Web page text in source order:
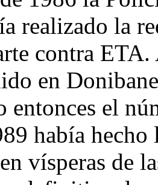
realizado la
contra
en
entonces el
había
vísperas de